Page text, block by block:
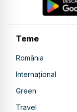
Teme
România
Internațional
Green
Travel